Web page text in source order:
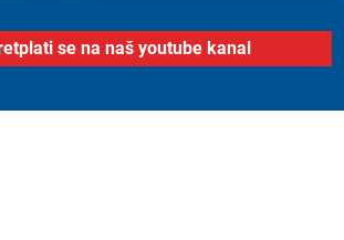
se na naš youtube kanal